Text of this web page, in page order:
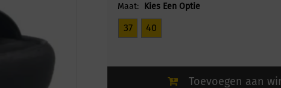
Maat: Kies Een Optie
37 40
Toevoegen aan